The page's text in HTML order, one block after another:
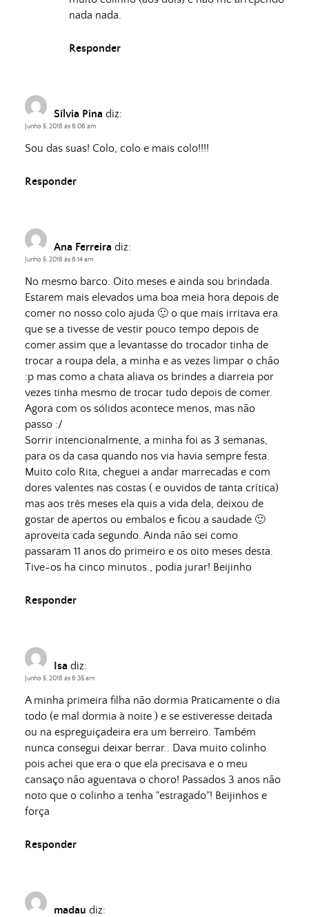
nada nada.
Responder
Sílvia Pina diz:
Junho 5, 2016 às 6:06 am
Sou das suas! Colo, colo e mais colo!!!!
Responder
Ana Ferreira diz:
Junho 5, 2016 às 6:14 am
No mesmo barco. Oito meses e ainda sou brindada.
Estarem mais elevados uma boa meia hora depois de
comer no nosso colo ajuda 🙂 o que mais irritava era
que se a tivesse de vestir pouco tempo depois de
comer assim que a levantasse do trocador tinha de
trocar a roupa dela, a minha e as vezes limpar o chão
:p mas como a chata aliava os brindes a diarreia por
vezes tinha mesmo de trocar tudo depois de comer.
Agora com os sólidos acontece menos, mas não
passo :/
Sorrir intencionalmente, a minha foi as 3 semanas,
para os da casa quando nos via havia sempre festa.
Muito colo Rita, cheguei a andar marrecadas e com
dores valentes nas costas ( e ouvidos de tanta crítica)
mas aos três meses ela quis a vida dela, deixou de
gostar de apertos ou embalos e ficou a saudade 🙂
aproveita cada segundo. Ainda não sei como
passaram 11 anos do primeiro e os oito meses desta.
Tive-os ha cinco minutos., podia jurar! Beijinho
Responder
Isa diz:
Junho 5, 2016 às 6:35 am
A minha primeira filha não dormia Praticamente o dia
todo (e mal dormia à noite ) e se estiveresse deitada
ou na espreguiçadeira era um berreiro. Também
nunca consegui deixar berrar.. Dava muito colinho
pois achei que era o que ela precisava e o meu
cansaço não aguentava o choro! Passados 3 anos não
noto que o colinho a tenha "estragado"! Beijinhos e
força
Responder
madau diz: